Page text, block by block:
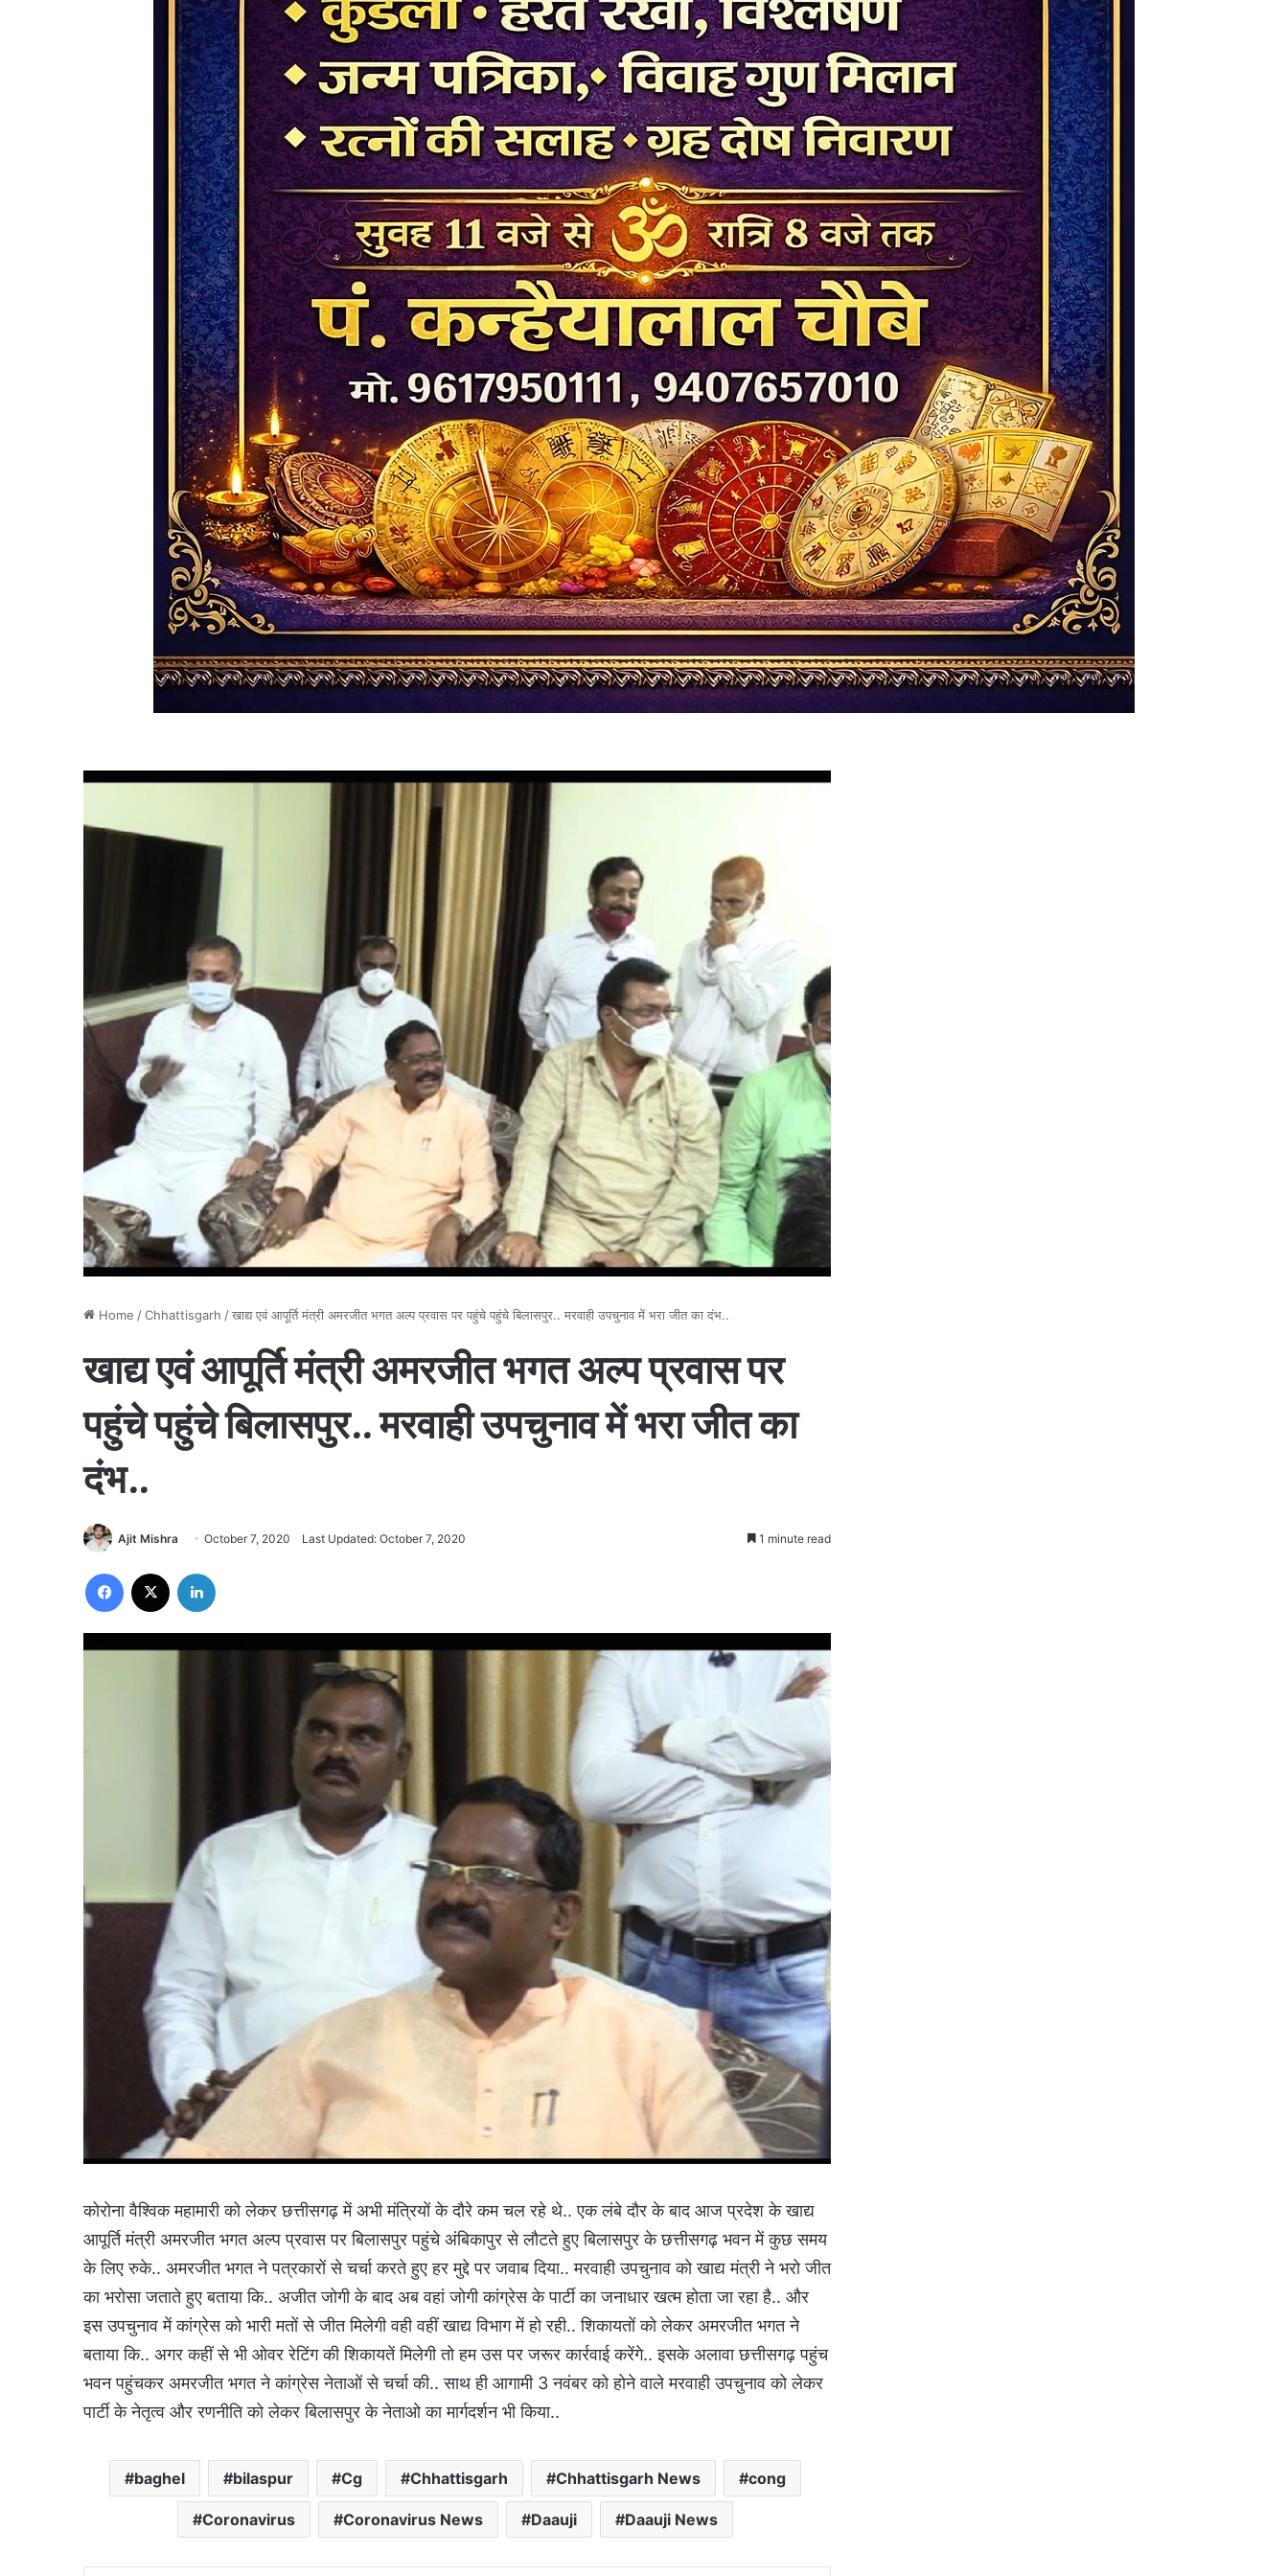
Home /Chhattisgarh /खाद्य एवं आपूर्ति मंत्री अमरजीत भगत अल्प प्रवास पर पहुंचे पहुंचे बिलासपुर.. मरवाही उपचुनाव में भरा जीत का दंभ..
खाद्य एवं आपूर्ति मंत्री अमरजीत भगत अल्प प्रवास पर
पहुंचे पहुंचे बिलासपुर.. मरवाही उपचुनाव में भरा जीत का
दंभ..
Ajit Mishra October 7, 2020 Last Updated: October 7, 2020 1 minute read
Facebook
कोरोना वैश्विक महामारी को लेकर छत्तीसगढ़ में अभी मंत्रियों के दौरे कम चल रहे थे.. एक लंबे दौर के बाद आज प्रदेश के खाद्य
आपूर्ति मंत्री अमरजीत भगत अल्प प्रवास पर बिलासपुर पहुंचे अंबिकापुर से लौटते हुए बिलासपुर के छत्तीसगढ़ भवन में कुछ समय
के लिए रुके.. अमरजीत भगत ने पत्रकारों से चर्चा करते हुए हर मुद्दे पर जवाब दिया.. मरवाही उपचुनाव को खाद्य मंत्री ने भरो जीत
का भरोसा जताते हुए बताया कि.. अजीत जोगी के बाद अब वहां जोगी कांग्रेस के पार्टी का जनाधार खत्म होता जा रहा है.. और
इस उपचुनाव में कांग्रेस को भारी मतों से जीत मिलेगी वही वहीं खाद्य विभाग में हो रही.. शिकायतों को लेकर अमरजीत भगत ने
बताया कि.. अगर कहीं से भी ओवर रेटिंग की शिकायतें मिलेगी तो हम उस पर जरूर कार्रवाई करेंगे.. इसके अलावा छत्तीसगढ़ पहुंच
भवन पहुंचकर अमरजीत भगत ने कांग्रेस नेताओं से चर्चा की.. साथ ही आगामी 3 नवंबर को होने वाले मरवाही उपचुनाव को लेकर
पार्टी के नेतृत्व और रणनीति को लेकर बिलासपुर के नेताओ का मार्गदर्शन भी किया..
baghel bilaspur Cg Chhattisgarh Chhattisgarh News cong
Coronavirus Coronavirus News Daauji Daauji News